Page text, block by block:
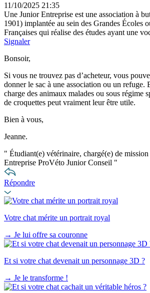
11/10/2025 21:35
Une Junior Entreprise est une association à
1901) implantée au sein des Grandes Écoles
Françaises qui réalise des études ayant une
Signaler
Bonsoir,
Si vous ne trouvez pas d’acheteur, vous
donner le sac à une association ou un refuge.
charge des animaux malades ou sous régime
de croquettes peut vraiment leur être utile.
Bien à vous,
Jeanne.
" Étudiant(e) vétérinaire, chargé(e) de
Entreprise ProVéto Junior Conseil "
Répondre
Votre chat mérite un portrait royal
→ Je lui offre sa couronne
Et si votre chat devenait un personnage 3D ?
→ Je le transforme !